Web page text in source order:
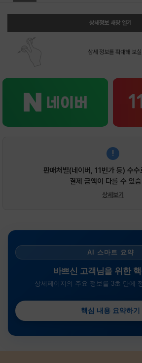
상세정보 새창 열기
상세 정보를 확대해 보
!
판매처별(네이버, 11번가 등) 수
결제 금액이 다를 수 있
상세보기
AI 스마트 요약
바쁘신 고객님을 위한
상세페이지의 주요 정보를 3초 만에
핵심 내용 요약하기